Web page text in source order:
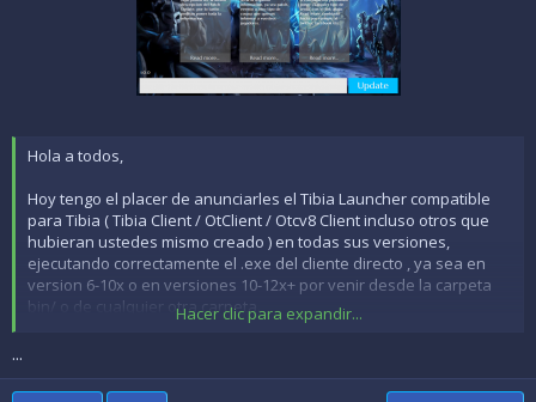
Hola a todos,
Hoy tengo el placer de anunciarles el Tibia Launcher compatible
para Tibia ( Tibia Client / OtClient / Otcv8 Client incluso otros que
hubieran ustedes mismo creado ) en todas sus versiones,
ejecutando correctamente el .exe del cliente directo , ya sea en
version 6-10x o en versiones 10-12x+ por venir desde la carpeta
bin/ o de cualquier otra carpeta.Hacer clic para expandir...
...